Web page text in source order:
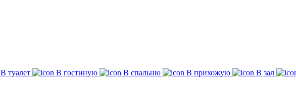
В туалет В гостиную В спальню В прихожую В зал